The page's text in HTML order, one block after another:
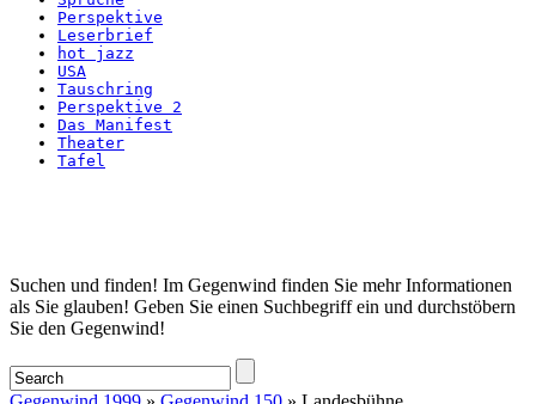
Perspektive
Leserbrief
hot jazz
USA
Tauschring
Perspektive 2
Das Manifest
Theater
Tafel
Startseite
Suchen und finden! Im Gegenwind finden Sie mehr Informationen
als Sie glauben! Geben Sie einen Suchbegriff ein und durchstöbern
Sie den Gegenwind!